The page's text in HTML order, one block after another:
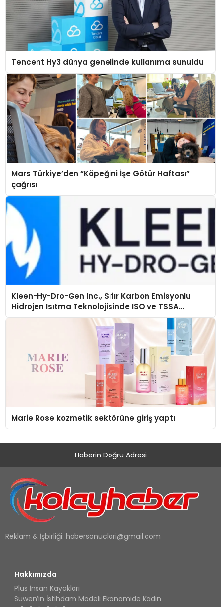
Tencent Hy3 dünya genelinde kullanıma sunuldu
Mars Türkiye’den “Köpeğini İşe Götür Haftası”
çağrısı
Kleen-Hy-Dro-Gen Inc., Sıfır Karbon Emisyonlu
Hidrojen Isıtma Teknolojisinde ISO ve TSSA
Düzenleyici Onaylarını Aldı
Marie Rose kozmetik sektörüne giriş yaptı
Haberin Doğru Adresi
Reklam & İşbirliği: habersonuclari@gmail.com
Hakkımızda
Plus İnsan Kayakları
Suwen’in İstihdam Modeli Ekonomide Kadın